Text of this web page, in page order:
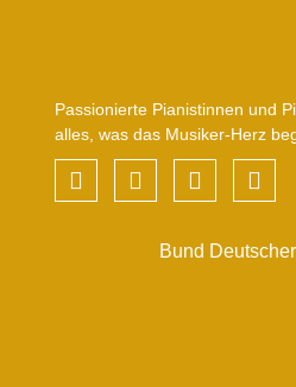
Passionierte Pianistinnen und
alles, was das Musiker-Herz
Bund